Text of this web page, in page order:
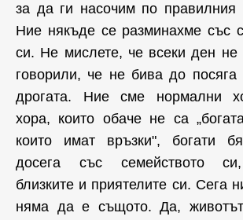
за да ги насочим по правилния
Ние някъде се разминахме със
си. Не мислете, че всеки ден не
говорили, че не бива до посяга
дрогата. Ние сме нормални
хора, които обаче не са
които имат връзки", богати
досега със семейството
близките и приятелите си. Сега
няма да е същото. Да,